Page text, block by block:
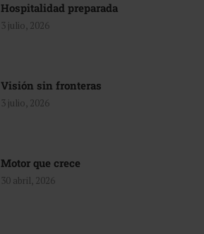
Hospitalidad preparada
3 julio, 2026
Visión sin fronteras
3 julio, 2026
Motor que crece
30 abril, 2026